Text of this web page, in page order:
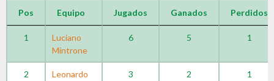
Pos Equipo Jugados Ganados Perdidos
1
Luciano
Mintrone
6 5 1
2
Leonardo
3 2 1